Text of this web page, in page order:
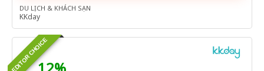
DU LỊCH & KHÁCH SẠN
KKday
EDITOR CHOICE